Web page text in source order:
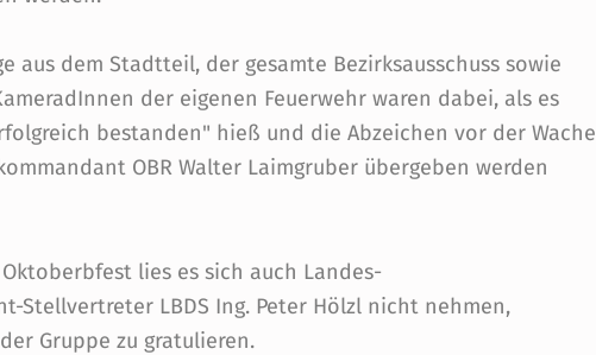
aus dem Stadtteil, der gesamte Bezirksausschuss sowie
der eigenen Feuerwehr waren dabei, als es
bestanden" hieß und die Abzeichen vor der Wache
OBR Walter Laimgruber übergeben werden
lies es sich auch Landes-
Stellvertreter LBDS Ing. Peter Hölzl nicht nehmen,
Gruppe zu gratulieren.